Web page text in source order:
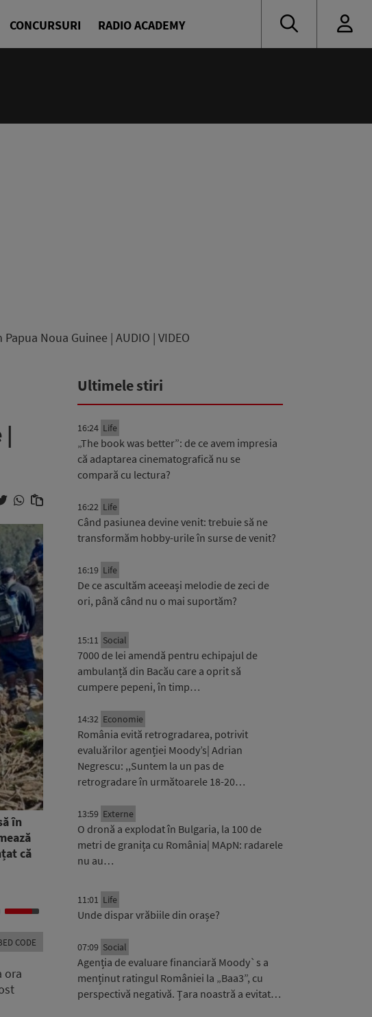
CONCURSURI RADIO ACADEMY
Noua Guinee | AUDIO | VIDEO
|
în
că
Up/Down
keys
increase
or
CODE
ora
Ultimele stiri
16:24 Life
„The book was better”: de ce avem impresia
că adaptarea cinematografică nu se
compară cu lectura?
16:22 Life
Când pasiunea devine venit: trebuie să ne
transformăm hobby-urile în surse de venit?
16:19 Life
De ce ascultăm aceeași melodie de zeci de
ori, până când nu o mai suportăm?
15:11 Social
7000 de lei amendă pentru echipajul de
ambulanță din Bacău care a oprit să
cumpere pepeni, în timp…
14:32 Economie
România evită retrogradarea, potrivit
evaluărilor agenției Moody’s| Adrian
Negrescu: ,,Suntem la un pas de
retrogradare în următoarele 18-20…
13:59 Externe
O dronă a explodat în Bulgaria, la 100 de
metri de granița cu România| MApN: radarele
nu au…
11:01 Life
Unde dispar vrăbiile din orașe?
07:09 Social
Agenția de evaluare financiară Moody`s a
menținut ratingul României la „Baa3”, cu
perspectivă negativă. Țara noastră a evitat…